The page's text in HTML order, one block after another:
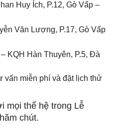
Huy Ích, P.12, Gò Vấp –
Văn Lượng, P.17, Gò Vấp
– KQH Hàn Thuyên, P.5, Đà
vấn miễn phí và đặt lịch thử
mọi thế hệ trong Lễ
chút.